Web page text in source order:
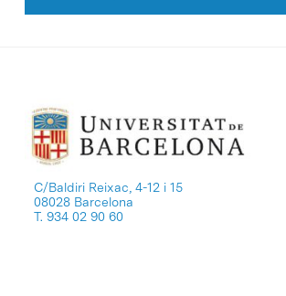
C/Baldiri Reixac, 4-12 i 15
08028 Barcelona
T. 934 02 90 60